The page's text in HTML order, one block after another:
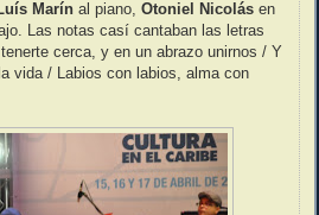
Marín al piano, Otoniel Nicolás en
Las notas casí cantaban las letras
cerca, y en un abrazo unirnos / Y
vida / Labios con labios, alma con